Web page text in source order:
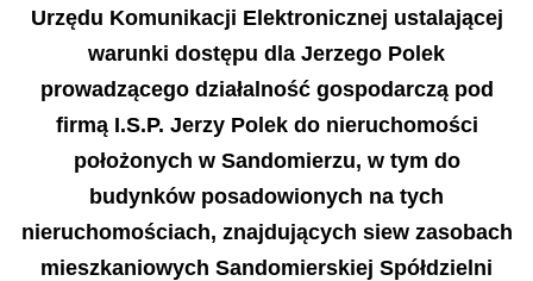
Urzędu Komunikacji Elektronicznej ustalającej
warunki dostępu dla Jerzego Polek
prowadzącego działalność gospodarczą pod
firmą I.S.P. Jerzy Polek do nieruchomości
położonych w Sandomierzu, w tym do
budynków posadowionych na tych
nieruchomościach, znajdujących siew zasobach
mieszkaniowych Sandomierskiej Spółdzielni